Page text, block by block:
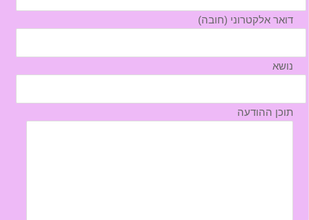
דואר אלקטרוני (חובה)
נושא
תוכן ההודעה